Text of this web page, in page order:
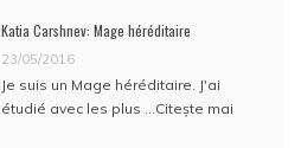
Katia Carshnev: Mage héréditaire
23/05/2016
Je suis un Mage héréditaire. J'ai
étudié avec les plus …Citește mai